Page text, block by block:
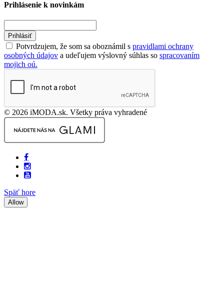
Prihlásenie k novinkám
Prihlásiť
Potvrdzujem, že som sa oboznámil s pravidlami ochrany
osobných údajov a udeľujem výslovný súhlas so spracovaním
mojich oú.
© 2026 iMODA.sk. Všetky práva vyhradené
Späť hore
Allow